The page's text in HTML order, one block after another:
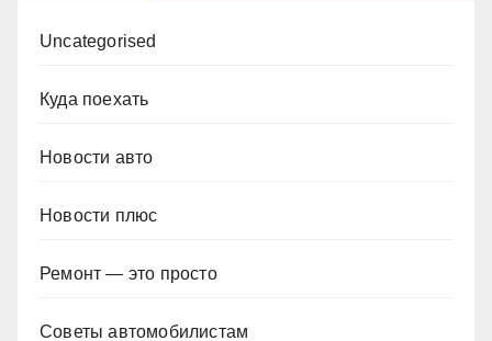
Uncategorised
Куда поехать
Новости авто
Новости плюс
Ремонт — это просто
Советы автомобилистам